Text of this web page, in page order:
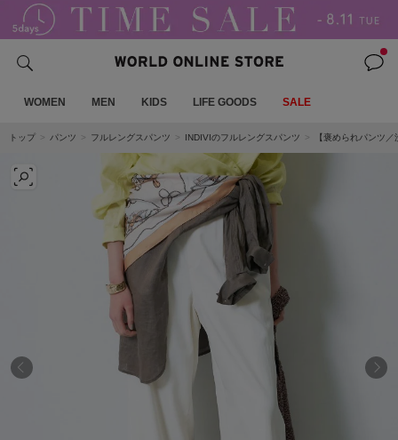
WOMEN MEN KIDS LIFE GOODS SALE
トップ パンツ フルレングスパンツ INDIVIのフルレングスパンツ 【褒められパンツ